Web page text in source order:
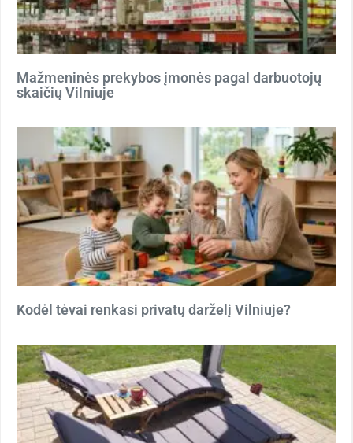
Mažmeninės prekybos įmonės pagal darbuotojų
skaičių Vilniuje
Kodėl tėvai renkasi privatų darželį Vilniuje?